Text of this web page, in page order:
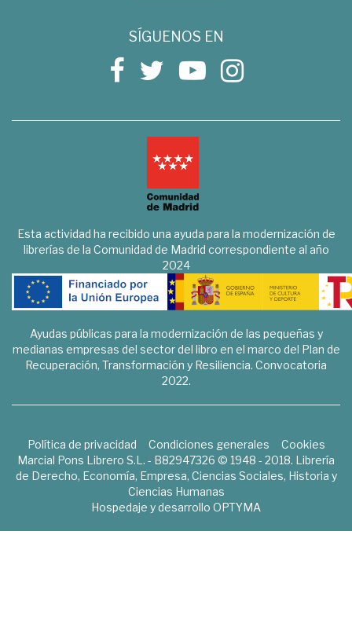
SÍGUENOS EN
Esta actividad ha recibido una ayuda para la modernización de
librerías de la Comunidad de Madrid correspondiente al año
2024
Ayudas públicas para la modernización de las pequeñas y
medianas empresas del sector del libro en el marco del Plan de
Recuperación, Transformación y Resiliencia. Convocatoria
2022.
Política de privacidad Condiciones generales
Cookies
Marcial Pons Librero S.L. - B82947326 © 1948 - 2018. Librería
de Derecho, Economía, Empresa, Ciencias Sociales, Historia y
Ciencias Humanas
Hospedaje y desarrollo OPTYMA